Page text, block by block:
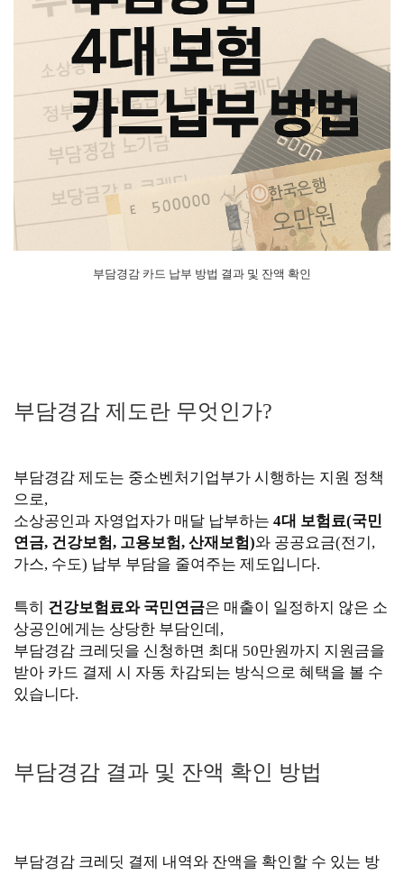
부담경감 카드 납부 방법 결과 및 잔액 확인
부담경감 제도란 무엇인가?
부담경감 제도는 중소벤처기업부가 시행하는 지원 정책
으로,
소상공인과 자영업자가 매달 납부하는 4대 보험료(국민
연금, 건강보험, 고용보험, 산재보험)와 공공요금(전기,
가스, 수도) 납부 부담을 줄여주는 제도입니다.
특히 건강보험료와 국민연금은 매출이 일정하지 않은 소
상공인에게는 상당한 부담인데,
부담경감 크레딧을 신청하면 최대 50만원까지 지원금을
받아 카드 결제 시 자동 차감되는 방식으로 혜택을 볼 수
있습니다.
부담경감 결과 및 잔액 확인 방법
부담경감 크레딧 결제 내역와 잔액을 확인할 수 있는 방